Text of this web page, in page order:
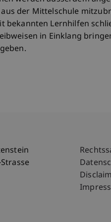
der Mittelschule
bekannten Lernhilfen
in Einklang